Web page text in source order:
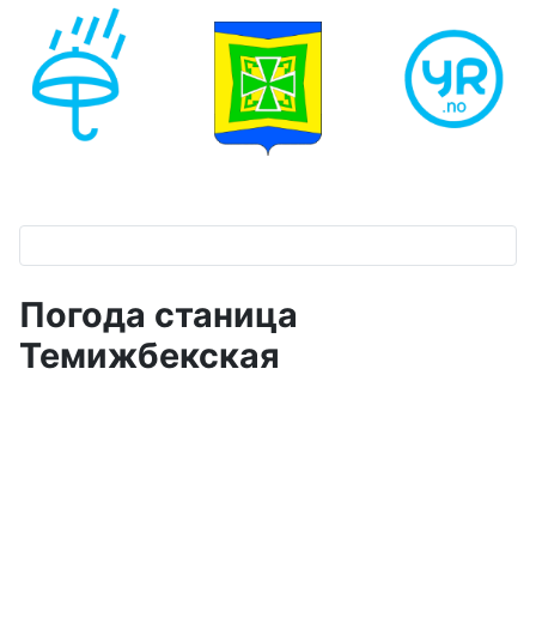
Погода станица
Темижбекская